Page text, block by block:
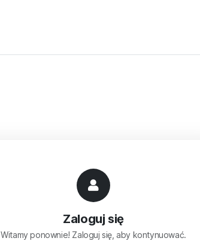
Zaloguj się
Witamy ponownie! Zaloguj się, aby kontynuować.